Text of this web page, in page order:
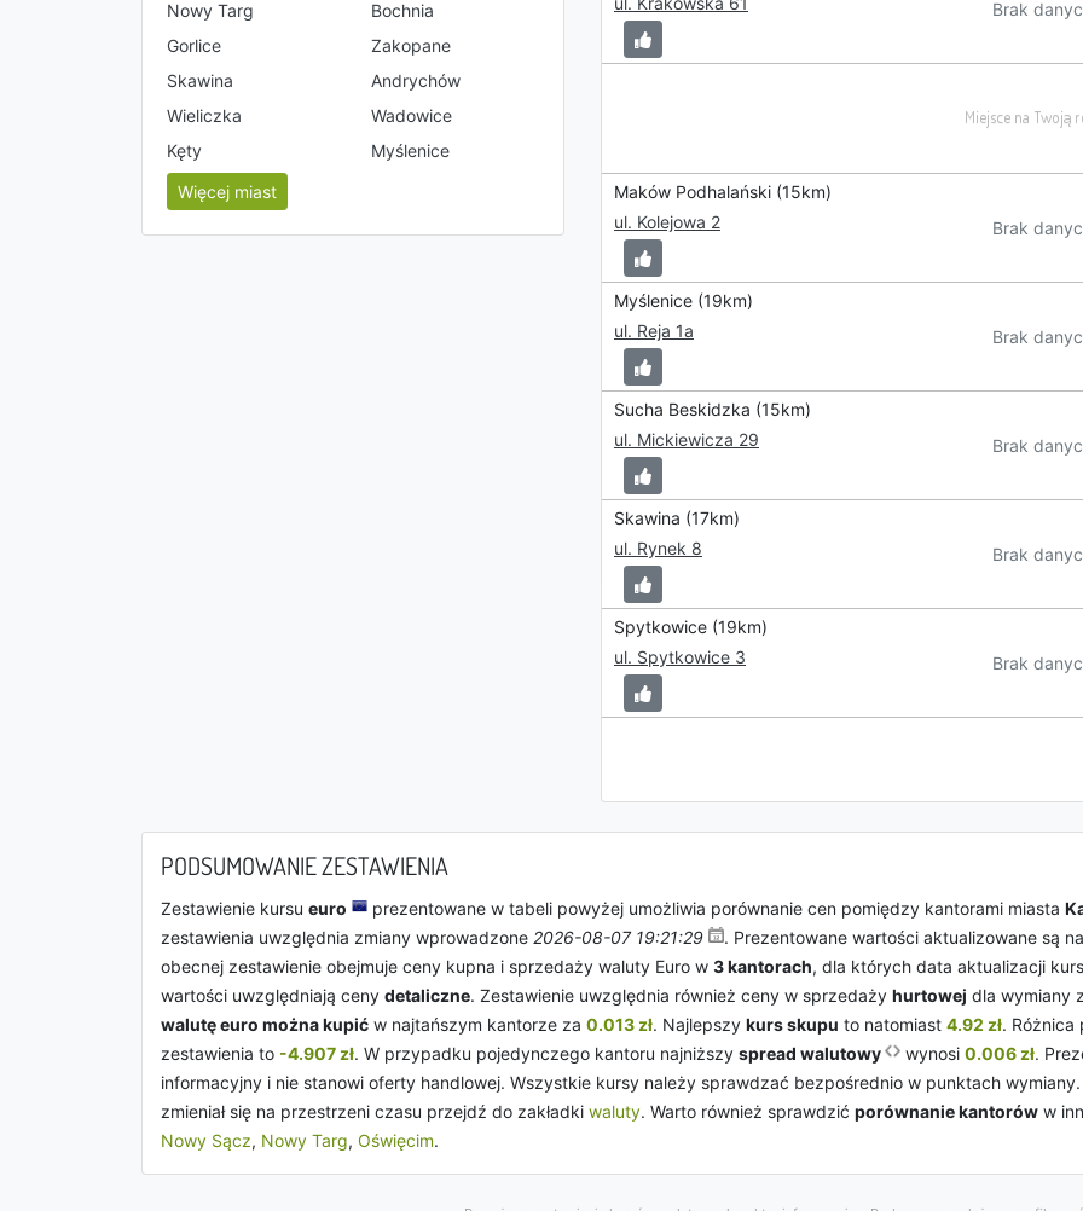
Nowy Targ
Bochnia
Gorlice
Zakopane
Skawina
Andrychów
Wieliczka
Wadowice
Kęty
Myślenice
Więcej miast
Brak
Maków Podhalański (15km)
ul. Kolejowa 2
Brak
Myślenice (19km)
ul. Reja 1a
Brak
Sucha Beskidzka (15km)
ul. Mickiewicza 29
Brak
Skawina (17km)
ul. Rynek 8
Brak
Spytkowice (19km)
ul. Spytkowice 3
Brak
PODSUMOWANIE ZESTAWIENIA
Zestawienie kursu euro prezentowane w tabeli powyżej umożliwia porównanie cen pomiędzy kantorami miasta
zestawienia uwzględnia zmiany wprowadzone 2026-08-07 19:21:29
. Prezentowane wartości aktualizowane są
obecnej zestawienie obejmuje ceny kupna i sprzedaży waluty Euro w 3 kantorach, dla których data aktualizacji
wartości uwzględniają ceny detaliczne. Zestawienie uwzględnia również ceny w sprzedaży hurtowej dla wymiany
walutę euro można kupić w najtańszym kantorze za 0.013 zł. Najlepszy kurs skupu to natomiast 4.92 zł. Różnica
zestawienia to -4.907 zł. W przypadku pojedynczego kantoru najniższy spread walutowy wynosi 0.006 zł.
informacyjny i nie stanowi oferty handlowej. Wszystkie kursy należy sprawdzać bezpośrednio w punktach
zmieniał się na przestrzeni czasu przejdź do zakładki waluty. Warto również sprawdzić porównanie kantorów w
Nowy Sącz, Nowy Targ, Oświęcim.